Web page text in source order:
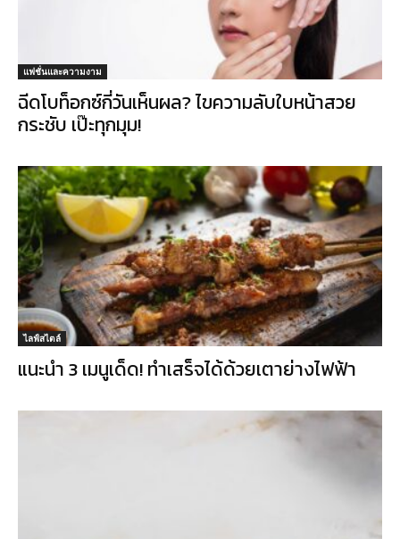
แฟชั่นและความงาม
ฉีดโบท็อกซ์กี่วันเห็นผล? ไขความลับใบหน้าสวย
กระชับ เป๊ะทุกมุม!
ไลฟ์สไตล์
แนะนำ 3 เมนูเด็ด! ทำเสร็จได้ด้วยเตาย่างไฟฟ้า